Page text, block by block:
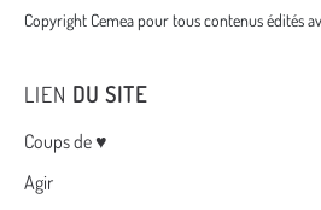
Copyright Cemea pour tous contenus édités
LIEN DU SITE
Menu
Coups de ♥
Agir